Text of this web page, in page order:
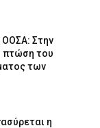
ΟΟΣΑ: Στην
πτώση του
των
η